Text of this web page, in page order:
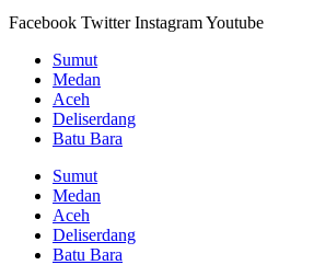
Facebook Twitter InstagramYoutube
Sumut
Medan
Aceh
Deliserdang
Batu Bara
Sumut
Medan
Aceh
Deliserdang
Batu Bara